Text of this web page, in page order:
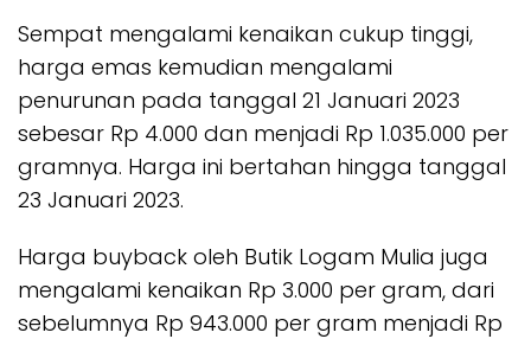
Sempat mengalami kenaikan cukup tinggi,
harga emas kemudian mengalami
penurunan pada tanggal 21 Januari 2023
sebesar Rp 4.000 dan menjadi Rp 1.035.000 per
gramnya. Harga ini bertahan hingga tanggal
23 Januari 2023.
Harga buyback oleh Butik Logam Mulia juga
mengalami kenaikan Rp 3.000 per gram, dari
sebelumnya Rp 943.000 per gram menjadi Rp